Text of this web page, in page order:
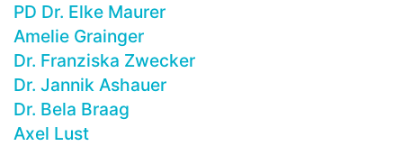
PD Dr. Elke Maurer
Amelie Grainger
Dr. Franziska Zwecker
Dr. Jannik Ashauer
Dr. Bela Braag
Axel Lust